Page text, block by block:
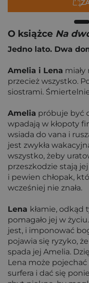
O książce Na
Jedno lato. Dwa
Amelia i Lena
przecież wszystko.
siostrami.
Amelia próbuje być
wpadają w kłopoty
wsiada do vana i
jest zwykła
wszystko, żeby
przeszkodzie stają
i pewien chłopak,
wcześniej nie znała.
Lena kłamie, odkąd
pomagało jej w
jest, i imponować
pojawia się ryzyko,
spada jej Amelia.
Lena może
surfera i dać się